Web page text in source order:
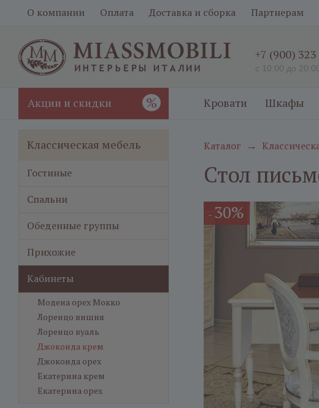
О компании Оплата Доставка и сборка Партнерам
+7 (900)
с 10:00 до
Акции и скидки % Кровати Шкафы
Каталог →
Стол
- 30%
Классическая мебель
Гостиные
Спальни
Обеденные группы
Прихожие
Кабинеты
Модена орех Мокко
Лоренцо вишня
Лоренцо вуаль
Джоконда крем
Джоконда орех
Екатерина крем
Екатерина орех